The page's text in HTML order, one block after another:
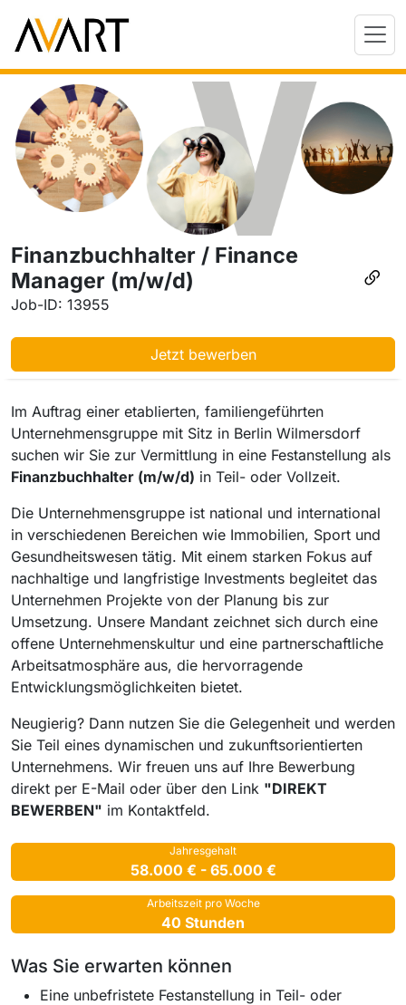
Finanzbuchhalter / Finance
Manager (m/w/d)
Job-ID: 13955
Jetzt bewerben
Im Auftrag einer etablierten, familiengeführten
Unternehmensgruppe mit Sitz in Berlin Wilmersdorf
suchen wir Sie zur Vermittlung in eine Festanstellung als
Finanzbuchhalter (m/w/d) in Teil- oder Vollzeit.
Die Unternehmensgruppe ist national und international
in verschiedenen Bereichen wie Immobilien, Sport und
Gesundheitswesen tätig. Mit einem starken Fokus auf
nachhaltige und langfristige Investments begleitet das
Unternehmen Projekte von der Planung bis zur
Umsetzung. Unsere Mandant zeichnet sich durch eine
offene Unternehmenskultur und eine partnerschaftliche
Arbeitsatmosphäre aus, die hervorragende
Entwicklungsmöglichkeiten bietet.
Neugierig? Dann nutzen Sie die Gelegenheit und werden
Sie Teil eines dynamischen und zukunftsorientierten
Unternehmens. Wir freuen uns auf Ihre Bewerbung
direkt per E-Mail oder über den Link "DIREKT
BEWERBEN" im Kontaktfeld.
Jahresgehalt
58.000 € - 65.000 €
Arbeitszeit pro Woche
40 Stunden
Was Sie erwarten können
Eine unbefristete Festanstellung in Teil- oder